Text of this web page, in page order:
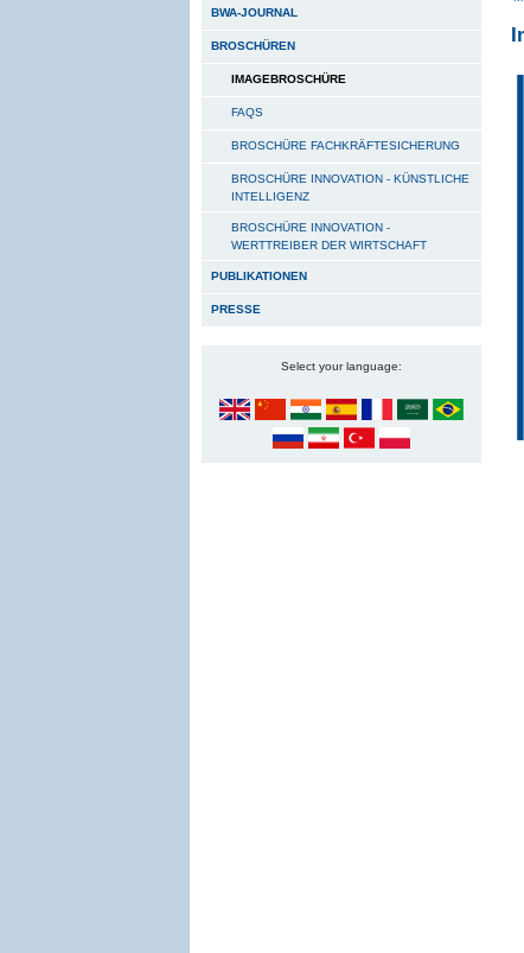
BWA-JOURNAL
BROSCHÜREN
IMAGEBROSCHÜRE
FAQS
BROSCHÜRE FACHKRÄFTESICHERUNG
BROSCHÜRE INNOVATION - KÜNSTLICHE
INTELLIGENZ
BROSCHÜRE INNOVATION -
WERTTREIBER DER WIRTSCHAFT
PUBLIKATIONEN
PRESSE
Select your language: